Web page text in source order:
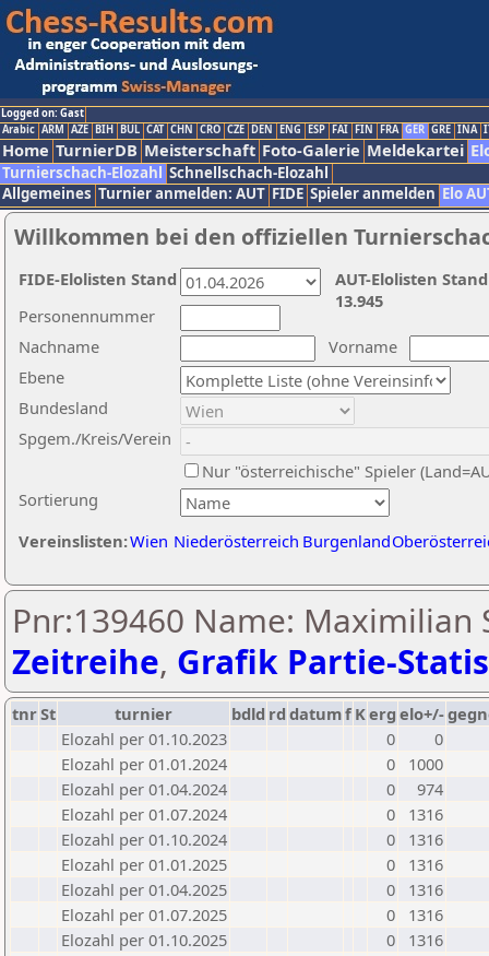
Logged on: Gast
Arabic ARM AZE BIH BUL CAT CHN CRO CZE DEN ENG ESP FAI FIN FRA GER GRE INA
Home TurnierDB Meisterschaft Foto-Galerie Meldekartei
Turnierschach-Elozahl Schnellschach-Elozahl
Allgemeines Turnier anmelden: AUT FIDE Spieler anmelden Elo
Willkommen bei den offiziellen
Nachname
Vorname
Ebene
Sortierung
Personennummer
Bundesland
Spgem./Kreis/Verein
Nur "österreichische" Spieler
Vereinslisten:Wien Niederösterreich Burgenland
AUT-Elolisten
13.945
FIDE-Elolisten Stand
Pnr:139460 Name: Maximilian
Zeitreihe, Grafik Partie-
tnrSt turnier bdld rd datumf Kerg elo+/-
Elozahl per 01.10.2023
0
0
Elozahl per 01.01.2024
0
1000
Elozahl per 01.04.2024
0
974
Elozahl per 01.07.2024
0
1316
Elozahl per 01.10.2024
0
1316
Elozahl per 01.01.2025
0
1316
Elozahl per 01.04.2025
0
1316
Elozahl per 01.07.2025
0
1316
Elozahl per 01.10.2025
0
1316